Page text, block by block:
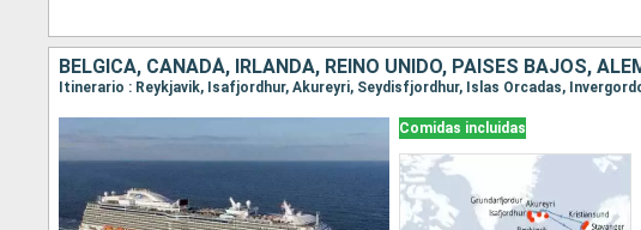
Comidas incluidas